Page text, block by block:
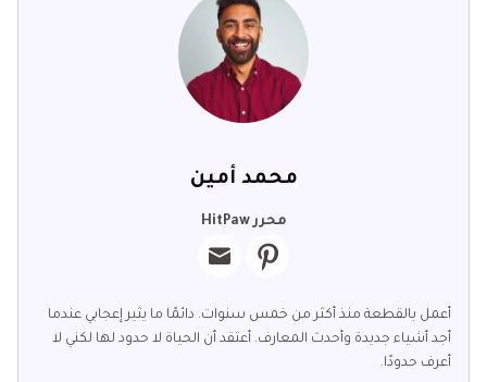
محمد أمين
محرر HitPaw
أعمل بالقطعة منذ أكثر من خمس سنوات. دائمًا ما يثير إعجابي عندما
أجد أشياء جديدة وأحدث المعارف. أعتقد أن الحياة لا حدود لها لكني لا
أعرف حدودًا.